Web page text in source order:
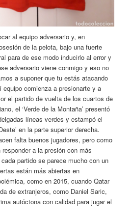
al equipo adversario y, en
de la pelota, bajo una fuerte
para de ese modo inducirlo al error y
adversario viene conmigo y eso no
a suponer que tu estás atacando
equipo comienza a presionarte y a
el partido de vuelta de los cuartos de
el ‘Verde de la Montaña’ presentó
líneas verdes y estampó el
en la parte superior derecha.
falta buenos jugadores, pero como
a la presión con más
partido se parece mucho con un
están más abiertas en
como en 2015, cuando Qatar
de extranjeros, como Daniel Saric,
autóctona con calidad para jugar el